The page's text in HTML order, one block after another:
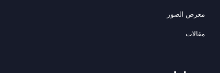
معرض الصور
مقالات